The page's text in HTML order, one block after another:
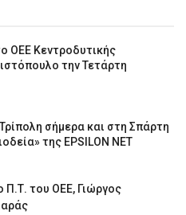
ΟΕΕ Κεντροδυτικής
την Τετάρτη
σήμερα και στη Σπάρτη
της EPSILON NET
Π.Τ. του ΟΕΕ, Γιώργος